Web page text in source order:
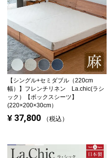
【シングル+セミダブル（220cm
幅）】 フレンチリネン La.chic(ラシ
ック）【ボックスシーツ】
(220×200×30cm）
¥ 37,800 税込